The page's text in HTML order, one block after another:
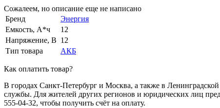
Сожалеем, но описание еще не написано
Бренд
Энергия
Емкость, А*ч
12
Напряжение, В 12
Тип товара
АКБ
Как оплатить товар?
В городах Санкт-Петербург и Москва, а также в
службы. Для жителей других регионов и юридических лиц
555-04-32, чтобы получить счёт на оплату.